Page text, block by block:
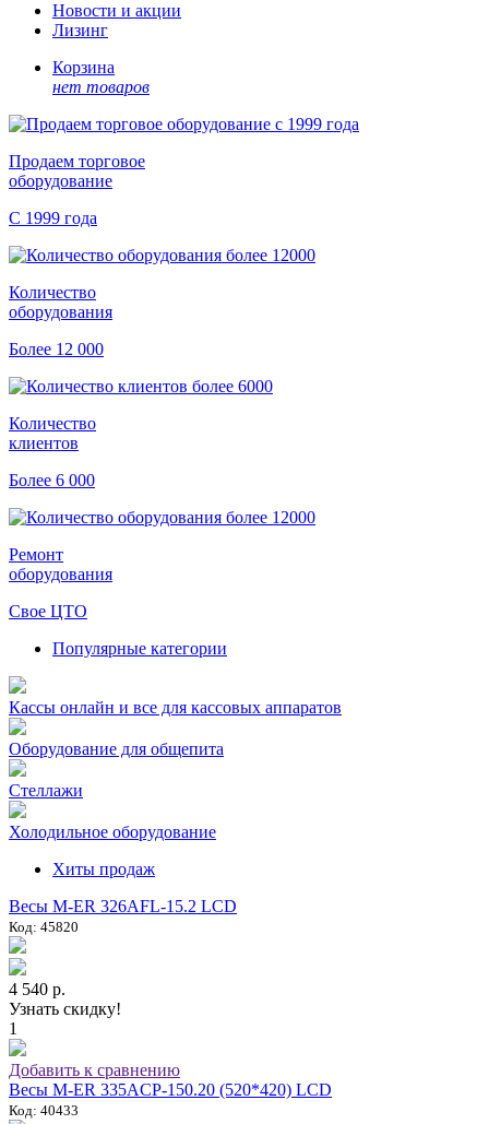
Новости и акции
Лизинг
Корзина
нет товаров
Продаем торговое
оборудование
С 1999 года
Количество
оборудования
Более 12 000
Количество
клиентов
Более 6 000
Ремонт
оборудования
Свое ЦТО
Популярные категории
Кассы онлайн и все для кассовых аппаратов
Оборудование для общепита
Стеллажи
Холодильное оборудование
Хиты продаж
Весы M-ER 326AFL-15.2 LCD
Код: 45820
4 540 р.
Узнать скидку!
1
Добавить к сравнению
Весы M-ER 335ACP-150.20 (520*420) LCD
Код: 40433